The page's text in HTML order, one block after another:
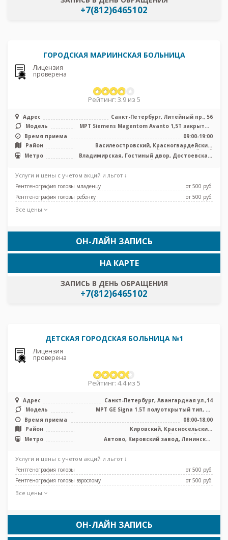
+7(812)6465102
ГОРОДСКАЯ МАРИИНСКАЯ БОЛЬНИЦА
Лицензия
проверена
Рейтинг: 3.9 из 5
Адрес
Санкт-Петербург, Литейный пр., 56
Модель
МРТ Siemens Magentom Avanto 1,5Т закрытый
тип, МРТ Philips Ingenia 3.0 ...
Время приема
09:00-19:00
Район
Василеостровский, Красногвардейский,
Центральный, Адмиралтейский
Метро
Владимирская, Гостиный двор, Достоевская,
Маяковская, Невский проспект, Площадь
Услуги и цены с учетом акций и льгот ↓
Рентгенография головы младенцу
от 500 pуб.
Рентгенография головы ребенку
от 500 pуб.
Все цены
ОН-ЛАЙН ЗАПИСЬ
ЗАПИСЬ В ДЕНЬ ОБРАЩЕНИЯ
+7(812)6465102
НА КАРТЕ
ДЕТСКАЯ ГОРОДСКАЯ БОЛЬНИЦА №1
Лицензия
проверена
Рейтинг: 4.4 из 5
Адрес
Санкт-Петербург, Авангардная ул.,14
Модель
МРТ GЕ Signa 1.5T полуоткрытый тип, КТ
Время приема
08:00-18:00
Район
Кировский, Красносельский,
Петродворцовый, Лен. область
Метро
Автово, Кировский завод, Ленинский
Услуги и цены с учетом акций и льгот ↓
Рентгенография головы
от 500 pуб.
Рентгенография головы взрослому
от 500 pуб.
Все цены
ОН-ЛАЙН ЗАПИСЬ